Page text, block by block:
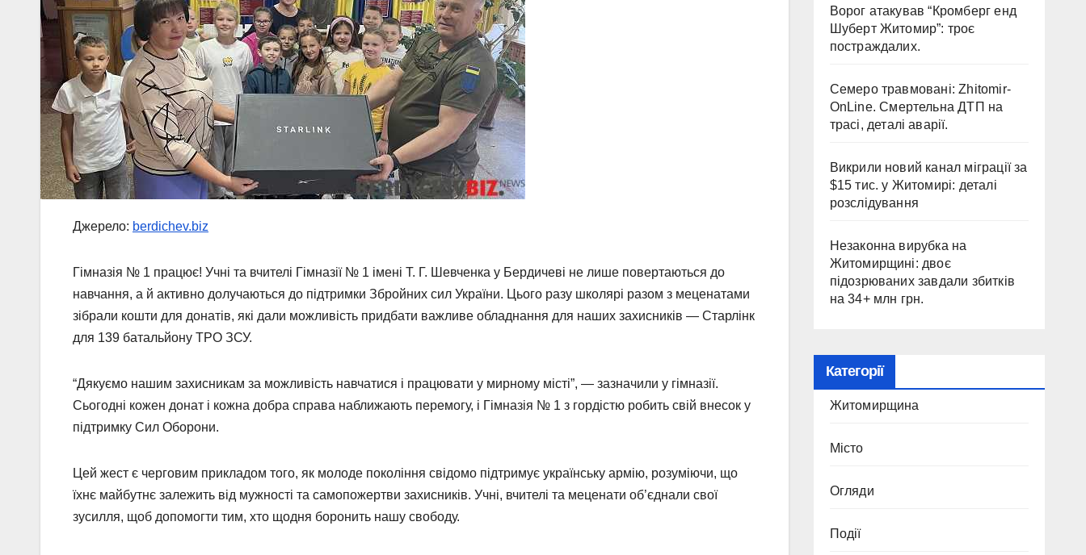
Джерело: berdichev.biz
Гімназія № 1 працює! Учні та вчителі Гімназії № 1 імені Т. Г. Шевченка у Бердичеві не лише повертаються до
навчання, а й активно долучаються до підтримки Збройних сил України. Цього разу школярі разом з меценатами
зібрали кошти для донатів, які дали можливість придбати важливе обладнання для наших захисників — Старлінк
для 139 батальйону ТРО ЗСУ.
“Дякуємо нашим захисникам за можливість навчатися і працювати у мирному місті”, — зазначили у гімназії.
Сьогодні кожен донат і кожна добра справа наближають перемогу, і Гімназія № 1 з гордістю робить свій внесок у
підтримку Сил Оборони.
Цей жест є черговим прикладом того, як молоде покоління свідомо підтримує українську армію, розуміючи, що
їхнє майбутнє залежить від мужності та самопожертви захисників. Учні, вчителі та меценати об’єднали свої
зусилля, щоб допомогти тим, хто щодня боронить нашу свободу.
Ворог атакував “Кромберг енд
Шуберт Житомир”: троє
постраждалих.
Семеро травмовані: Zhitomir-
OnLine. Смертельна ДТП на
трасі, деталі аварії.
Викрили новий канал міграції за
$15 тис. у Житомирі: деталі
розслідування
Незаконна вирубка на
Житомирщині: двоє
підозрюваних завдали збитків
на 34+ млн грн.
Категорії
Житомирщина
Місто
Огляди
Події